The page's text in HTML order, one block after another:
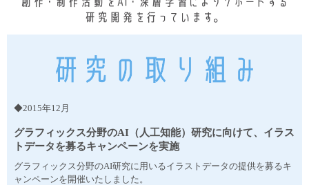
◆2015年12月
グラフィックス分野のAI（人工知能）研究に向けて、イラス
トデータを募るキャンペーンを実施
グラフィックス分野のAI研究に用いるイラストデータの提供を募るキ
ャンペーンを開催いたしました。